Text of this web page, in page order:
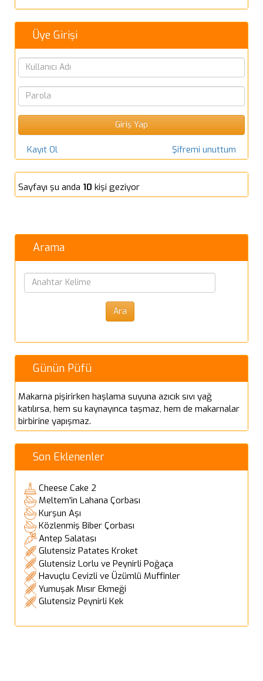
Üye Girişi
Kayıt Ol Şifremi unuttum
Sayfayı şu anda 10 kişi geziyor
Arama
Günün Püfü
Makarna pişirirken haşlama suyuna azıcık sıvı yağ
katılırsa, hem su kaynayınca taşmaz, hem de makarnalar
birbirine yapışmaz.
Son Eklenenler
Cheese Cake 2
Meltem'in Lahana Çorbası
Kurşun Aşı
Közlenmiş Biber Çorbası
Antep Salatası
Glutensiz Patates Kroket
Glutensiz Lorlu ve Peynirli Poğaça
Havuçlu Cevizli ve Üzümlü Muffinler
Yumuşak Mısır Ekmeği
Glutensiz Peynirli Kek